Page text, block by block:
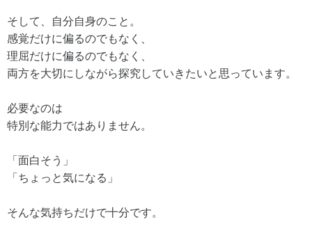
そして、自分自身のこと。
感覚だけに偏るのでもなく、
理屈だけに偏るのでもなく、
両方を大切にしながら探究していきたいと思っています。
必要なのは
特別な能力ではありません。
「面白そう」
「ちょっと気になる」
そんな気持ちだけで十分です。